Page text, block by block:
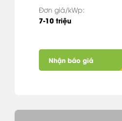
Đơn giá/kWp:
7-10 triệu
Nhận báo giá